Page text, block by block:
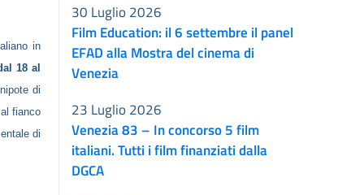
in
18 al
di
fianco
di
Film Education: il 6 settembre il panel
EFAD alla Mostra del cinema di
Venezia
30 Luglio 2026
Venezia 83 – In concorso 5 film
italiani. Tutti i film finanziati dalla
DGCA
23 Luglio 2026